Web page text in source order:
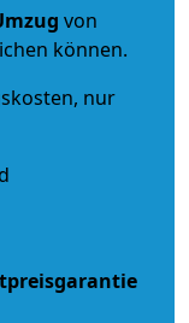
von
können.
nur